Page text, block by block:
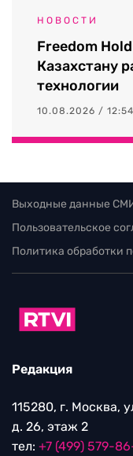
НОВОСТИ
Freedom
Казахстану
технологии
10.08.2026 / 12:54
Выходные данные
Пользовательское
Политика обработки
Редакция
115280, г. Москва,
д. 26, этаж 2
тел: +7 (499) 579-